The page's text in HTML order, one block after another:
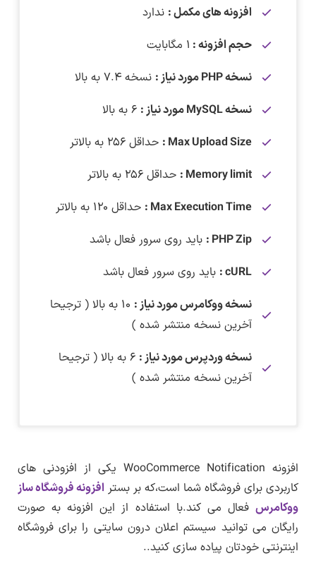
افزونه های مکمل : ندارد
حجم افزونه : ۱ مگابایت
نسخه PHP مورد نیاز :
نسخه ۷.۴ به بالا
نسخه MySQL مورد نیاز :
Max Upload Size : حداقل ۲۵۶ به بالاتر
Memory limit : حداقل ۲۵۶ به بالاتر
Max Execution Time : حداقل ۱۲۰ به بالاتر
PHP Zip : باید روی سرور فعال باشد
cURL : باید روی سرور فعال باشد
نسخه ووکامرس مورد نیاز :
۱۰ به بالا ( ترجیحا
آخرین نسخه منتشر شده )
نسخه وردپرس مورد نیاز :
۶ به بالا ( ترجیحا
آخرین نسخه منتشر شده )
تغییرات نسخه ۱.۷.۱
بروزرسانی زبان فارسی توسط لرن دی ال
لیست تغییرات در کنار فایل های افزونه قرار دارد.
پس از پرداخت حق اشتراک به همه قالب،افزونه ها
و دموهای فارسی موجود در سایت لرن دی ال
دسترسی خواهید داشت.
وردپرس ( وردپرس خام فاقد هرگونه افزونه و همراه
با قالب پیشفرض ) بررسی فنی شده و روی سایت
قرار می گیرد.
پس از دریافت این افزونه روی سیستم شخصی
افزونه WooCommerce Notification یکی از افزودنی های
کاربردی برای فروشگاه شما است،که بر بستر افزونه فروشگاه ساز
ووکامرس فعال می کند.با استفاده از این افزونه به صورت
رایگان می توانید سیستم اعلان درون سایتی را برای فروشگاه
اینترنتی خودتان پیاده سازی کنید..